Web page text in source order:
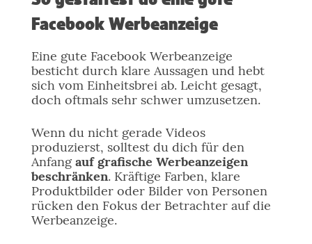
Facebook Werbeanzeige
Eine gute Facebook Werbeanzeige
besticht durch klare Aussagen und hebt
sich vom Einheitsbrei ab. Leicht gesagt,
doch oftmals sehr schwer umzusetzen.
Wenn du nicht gerade Videos
produzierst, solltest du dich für den
Anfang auf grafische Werbeanzeigen
beschränken. Kräftige Farben, klare
Produktbilder oder Bilder von Personen
rücken den Fokus der Betrachter auf die
Werbeanzeige.